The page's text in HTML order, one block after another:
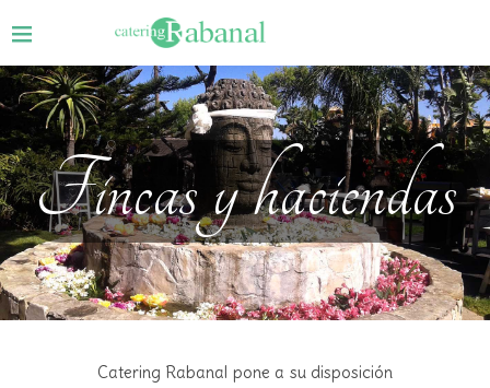
Fincas y haciendas
Catering Rabanal pone a su disposición